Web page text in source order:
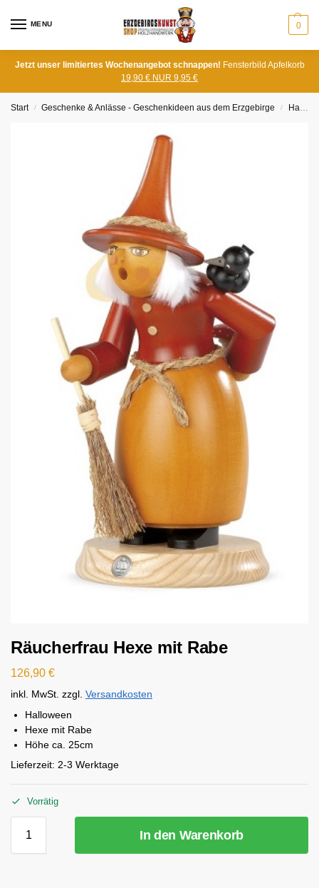
MENU 0
Jetzt unser limitiertes Wochenangebot schnappen! Fensterbild Apfelkorb
19,90 € NUR 9,95 €
Start / Geschenke & Anlässe - Geschenkideen aus dem Erzgebirge / Halloween
Räucherfrau Hexe mit Rabe
126,90 €
inkl. MwSt. zzgl. Versandkosten
Halloween
Hexe mit Rabe
Höhe ca. 25cm
Lieferzeit: 2-3 Werktage
Vorrätig
In den Warenkorb